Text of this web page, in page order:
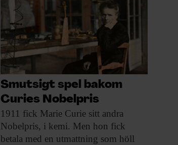
Smutsigt spel bakom
Curies Nobelpris
1911 fick Marie Curie sitt andra
Nobelpris, i kemi. Men hon fick
betala med en utmattning som höll